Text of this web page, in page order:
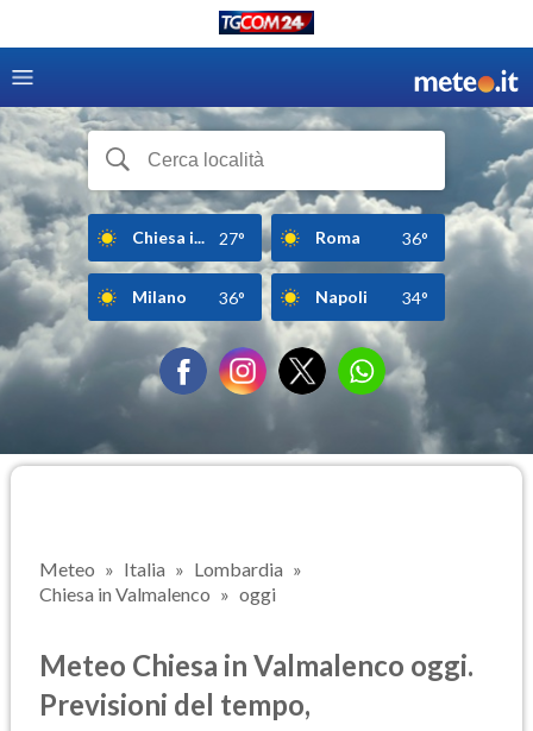
Chiesa i... 27° Roma 36°
Milano 36° Napoli 34°
Meteo Italia
Lombardia
Chiesa in Valmalenco
oggi
Meteo Chiesa in Valmalenco oggi.
Previsioni del tempo,